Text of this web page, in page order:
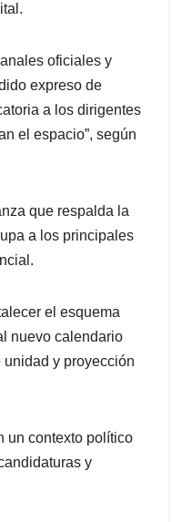
oficiales y
expreso de
a los dirigentes
el espacio”, según
que respalda la
a los principales
el esquema
nuevo calendario
y proyección
un contexto político
y